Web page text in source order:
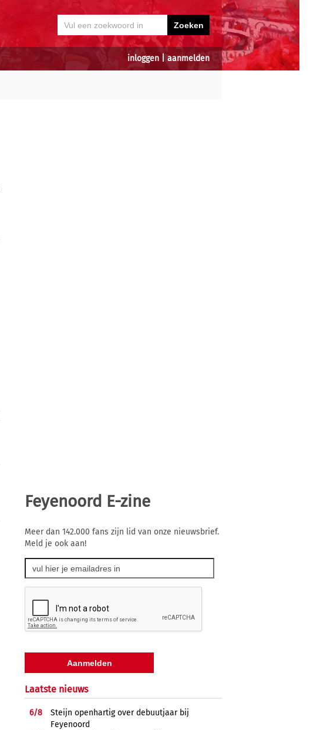
inloggen aanmelden
Feyenoord E-zine
Meer dan 142.000 fans zijn lid van onze nieuwsbrief.
Meld je ook aan!
Laatste nieuws
6/8
Steijn openhartig over debuutjaar bij
Feyenoord